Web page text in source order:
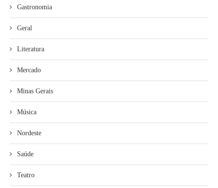
Gastronomia
Geral
Literatura
Mercado
Minas Gerais
Música
Nordeste
Saúde
Teatro